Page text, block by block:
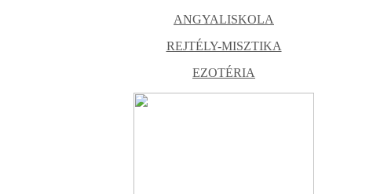
ANGYALISKOLA
REJTÉLY-MISZTIKA
EZOTÉRIA